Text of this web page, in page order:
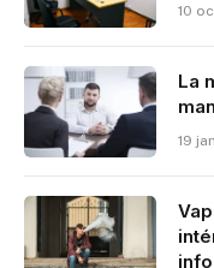
10
La
19